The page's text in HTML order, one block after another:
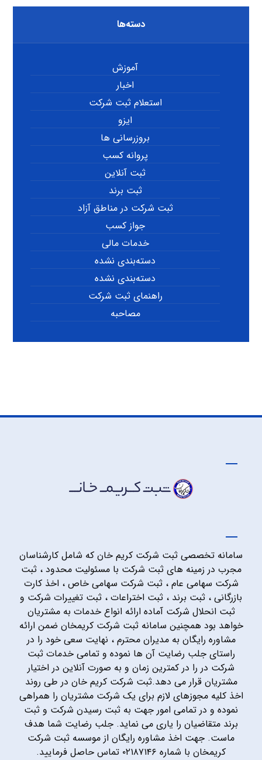
دسته‌ها
آموزش
اخبار
استعلام ثبت شرکت
ایزو
بروزرسانی ها
پروانه کسب
ثبت آنلاین
ثبت برند
ثبت شرکت در مناطق آزاد
جواز کسب
خدمات مالی
دسته‌بندی نشده
دسته‌بندی نشده
راهنمای ثبت شرکت
مصاحبه
سامانه تخصصی ثبت شرکت کریم خان که شامل کارشناسان
مجرب در زمینه های ثبت شرکت با مسئولیت محدود ، ثبت
شرکت سهامی عام ، ثبت شرکت سهامی خاص ، اخذ کارت
بازرگانی ، ثبت برند ، ثبت اختراعات ، ثبت تغییرات شرکت و
ثبت انحلال شرکت آماده ارائه انواع خدمات به مشتریان
خواهد بود همچنین سامانه ثبت شرکت کریمخان ضمن ارائه
مشاوره رایگان به مدیران محترم ، نهایت سعی خود را در
راستای جلب رضایت آن ها نموده و تمامی خدمات ثبت
شرکت در را در کمترین زمان و به صورت آنلاین در اختیار
مشتریان قرار می دهد.ثبت شرکت کریم خان در طی روند
اخذ کلیه مجوزهای لازم برای یک شرکت مشتریان را همراهی
نموده و در تمامی امور جهت به ثبت رسیدن شرکت و ثبت
برند متقاضیان را یاری می نماید. جلب رضایت شما هدف
ماست. جهت اخذ مشاوره رایگان از موسسه ثبت شرکت
کریمخان با شماره ۰۲۱۸۷۱۴۶ تماس حاصل فرمایید.